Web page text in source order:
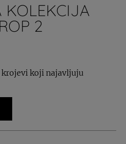
KOLEKCIJA
2
krojevi koji najavljuju